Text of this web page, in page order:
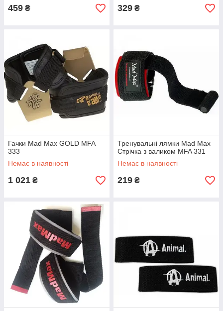
459 ₴ 329 ₴
Гачки Mad Max GOLD MFA
333
Немає в наявності
1 021 ₴
Тренувальні лямки Mad Max
Стрічка з валиком MFA 331
Немає в наявності
219 ₴